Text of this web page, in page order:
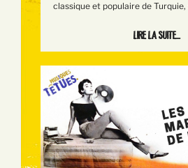
classique et populaire de
Lire la suite...